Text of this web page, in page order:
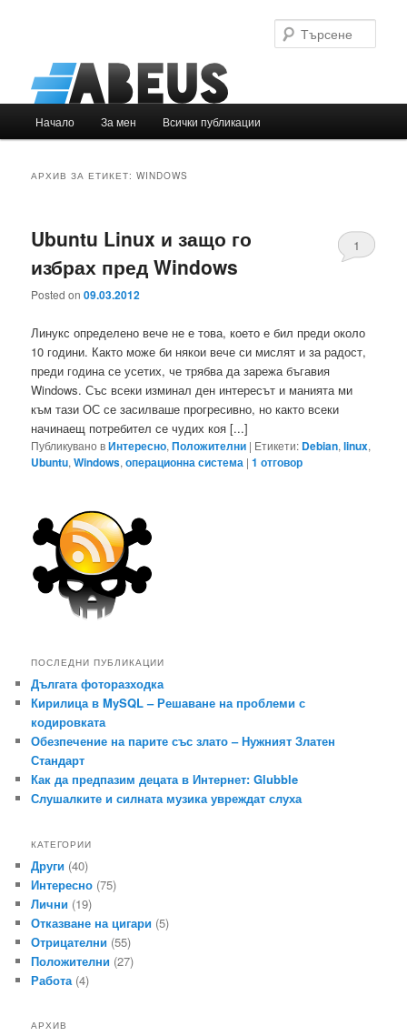
Към
Към
Начало За мен Всички публикации
АРХИВ ЗА ЕТИКЕТ:WINDOWS
Ubuntu Linux и защо го
избрах пред Windows
Posted on09.03.2012
1
Линукс определено вече не е това, което е бил преди около
10 години. Както може би някои вече си мислят и за радост,
преди година се усетих, че трябва да зарежа бъгавия
Windows. Със всеки изминал ден интересът и манията ми
към тази ОС се засилваше прогресивно, но както всеки
начинаещ потребител се чудих коя [...]
Публикувано вИнтересно,Положителни | Етикети: Debian,linux,
Ubuntu,Windows,операционна система |1 отговор
ПОСЛЕДНИ ПУБЛИКАЦИИ
Дългата фоторазходка
Кирилица в MySQL – Решаване на проблеми с
кодировката
Обезпечение на парите със злато – Нужният Златен
Стандарт
Как да предпазим децата в Интернет: Glubble
Слушалките и силната музика увреждат слуха
КАТЕГОРИИ
Други (40)
Интересно (75)
Лични (19)
Отказване на цигари (5)
Отрицателни (55)
Положителни (27)
Работа (4)
АРХИВ